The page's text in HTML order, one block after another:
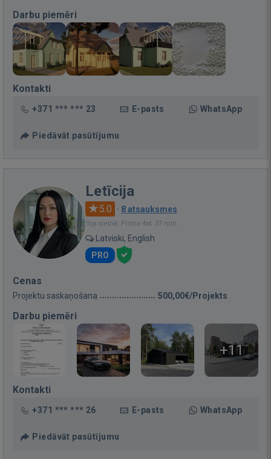
Darbu piemēri
Kontakti
+371 *** *** 23 E-pasts WhatsApp
Piedāvāt pasūtījumu
Letīcija
5.0 · 8 atsauksmes
Bija vietnē: Pirms 4st. 37 min.
Latviski, English
PRO
Cenas
Projektu saskaņošana 500,00€/Projekts
Darbu piemēri
+11
Kontakti
+371 *** *** 26 E-pasts WhatsApp
Piedāvāt pasūtījumu